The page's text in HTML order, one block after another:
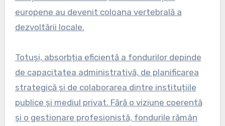
europene au devenit coloana vertebrală a
dezvoltării locale.
Totuși, absorbția eficientă a fondurilor depinde
de capacitatea administrativă, de planificarea
strategică și de colaborarea dintre instituțiile
publice și mediul privat. Fără o viziune coerentă
și o gestionare profesionistă, fondurile rămân